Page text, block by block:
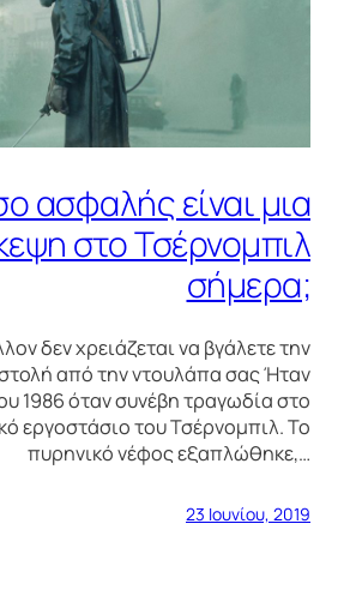
ασφαλής είναι μια
στο Τσέρνομπιλ
σήμερα;
δεν χρειάζεται να βγάλετε την
από την ντουλάπα σας Ήταν
1986 όταν συνέβη τραγωδία στο
εργοστάσιο του Τσέρνομπιλ. Το
πυρηνικό νέφος εξαπλώθηκε,…
23 Ιουνίου, 2019